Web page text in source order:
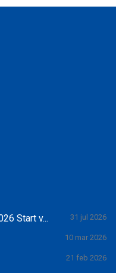
Start v... 31 jul 2026
10 mar 2026
21 feb 2026